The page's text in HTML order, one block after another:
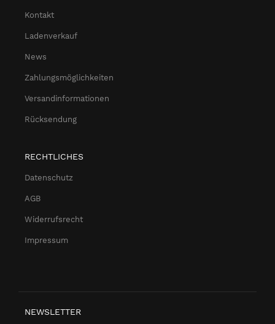
Kontakt
Ladenverkauf
News
Zahlungsmöglichkeiten
Versandinformationen
Rücksendung
RECHTLICHES
Datenschutz
AGB
Widerrufsrecht
Impressum
NEWSLETTER